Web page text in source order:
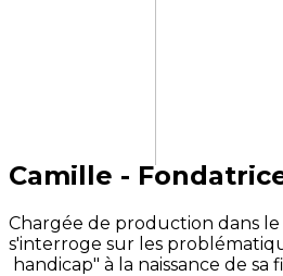
Camille -
Chargée de production dans
s'interroge sur les
handicap" à la naissance de sa